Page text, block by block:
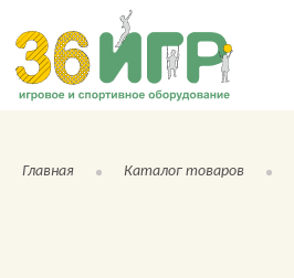
Главная Каталог товаров